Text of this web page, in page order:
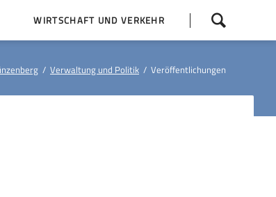
überspringen
WIRTSCHAFT UND VERKEHR
Verwaltung und Politik Veröffentlichungen